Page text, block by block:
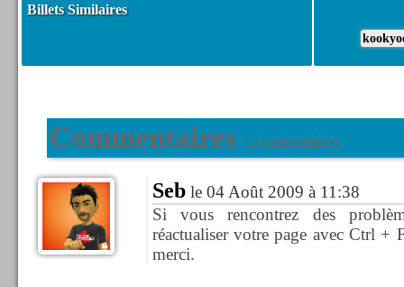
Billets Similaires
Commentaires 15 commentaires
Seble 04 Août 2009 à 11:38
Si vous rencontrez des
réactualiser votre page avec Ctrl +
merci.